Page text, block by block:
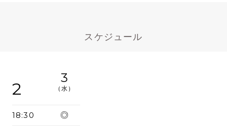
スケジュール
2
3
（水）
18:30 ◎